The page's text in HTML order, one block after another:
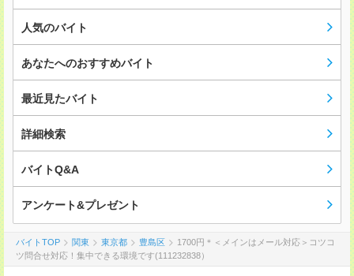
人気のバイト
あなたへのおすすめバイト
最近見たバイト
詳細検索
バイトQ&A
アンケート&プレゼント
バイトTOP 関東 東京都 豊島区
1700円＊＜メインはメール対応＞コツコ
ツ問合せ対応！集中できる環境です(111232838）